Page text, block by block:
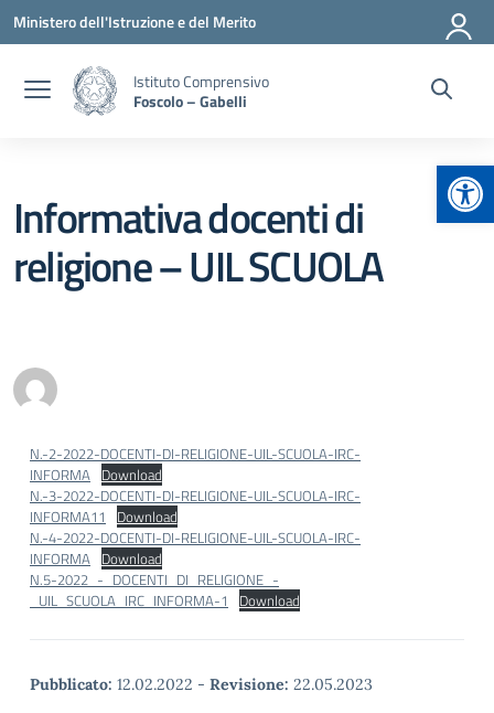
Vai ai contenuti
Vai al menu di navigazione
Vai al footer
Ministero dell'Istruzione e del Merito
Istituto Comprensivo
Foscolo – Gabelli
Informativa docenti di
religione – UIL SCUOLA
N.-2-2022-DOCENTI-DI-RELIGIONE-UIL-SCUOLA-IRC-
INFORMA Download
N.-3-2022-DOCENTI-DI-RELIGIONE-UIL-SCUOLA-IRC-
INFORMA11
Download
N.-4-2022-DOCENTI-DI-RELIGIONE-UIL-SCUOLA-IRC-
INFORMA Download
N.5-2022_-_DOCENTI_DI_RELIGIONE_-
_UIL_SCUOLA_IRC_INFORMA-1
Download
Pubblicato: 12.02.2022 - Revisione: 22.05.2023